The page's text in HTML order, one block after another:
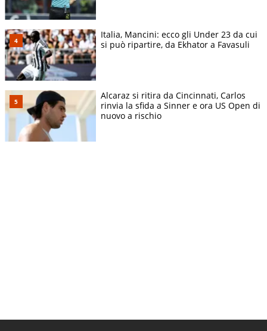
Italia, Mancini: ecco gli Under 23 da cui
si può ripartire, da Ekhator a Favasuli
Alcaraz si ritira da Cincinnati, Carlos
rinvia la sfida a Sinner e ora US Open di
nuovo a rischio